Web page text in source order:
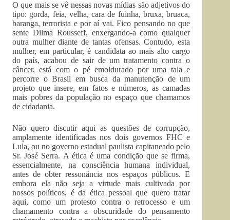
O que mais se vê nessas novas mídias são adjetivos do
tipo: gorda, feia, velha, cara de fuinha, bruxa, bruaca,
baranga, terrorista e por aí vai. Fico pensando no que
sente Dilma Rousseff, enxergando-a como qualquer
outra mulher diante de tantas ofensas. Contudo, esta
mulher, em particular, é candidata ao mais alto cargo
do país, acabou de sair de um tratamento contra o
câncer, está com o pé emoldurado por uma tala e
percorre o Brasil em busca da manutenção de um
projeto que insere, em fatos e números, as camadas
mais pobres da população no espaço que chamamos
de cidadania.
Não quero discutir aqui as questões de corrupção,
amplamente identificadas nos dois governos FHC e
Lula, ou no governo estadual paulista capitaneado pelo
Sr. José Serra. A ética é uma condição que se firma,
essencialmente, na consciência humana individual,
antes de obter ressonância nos espaços públicos. E
embora ela não seja a virtude mais cultivada por
nossos políticos, é da ética pessoal que quero tratar
aqui, como um protesto contra o retrocesso e um
chamamento contra a obscuridade do pensamento